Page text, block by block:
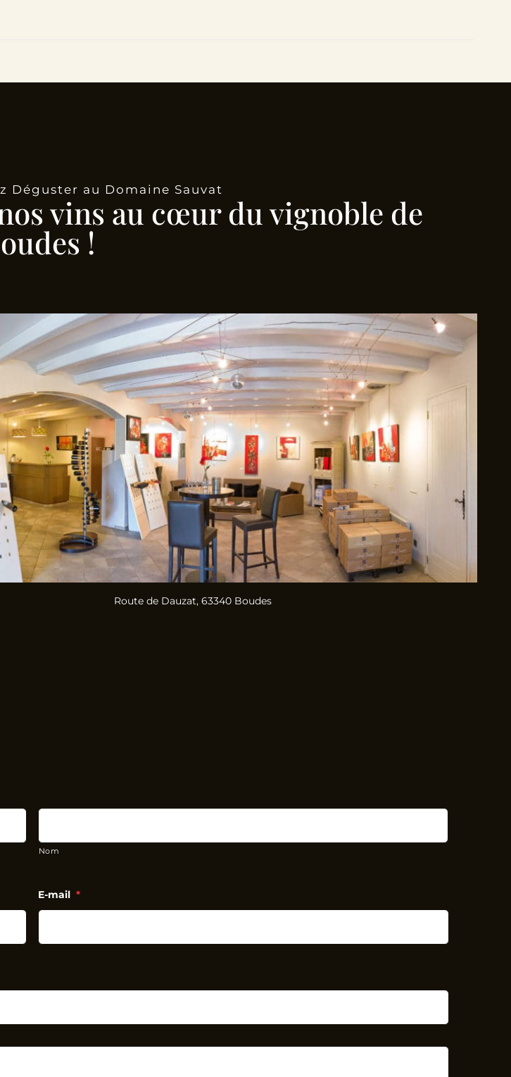
Déguster au Domaine Sauvat
vins au cœur du vignoble de
!
Route de Dauzat, 63340 Boudes
Nom
E-mail *